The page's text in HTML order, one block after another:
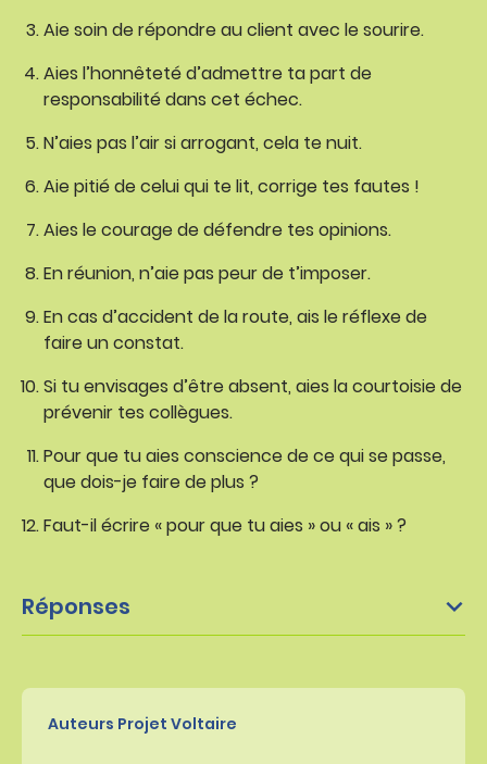
Aie soin de répondre au client avec le sourire.
Aies l’honnêteté d’admettre ta part de
responsabilité dans cet échec.
N’aies pas l’air si arrogant, cela te nuit.
Aie pitié de celui qui te lit, corrige tes fautes !
Aies le courage de défendre tes opinions.
En réunion, n’aie pas peur de t’imposer.
En cas d’accident de la route, ais le réflexe de
faire un constat.
Si tu envisages d’être absent, aies la courtoisie de
prévenir tes collègues.
Pour que tu aies conscience de ce qui se passe,
que dois-je faire de plus ?
Faut-il écrire « pour que tu aies » ou « ais » ?
Réponses
Auteurs Projet Voltaire